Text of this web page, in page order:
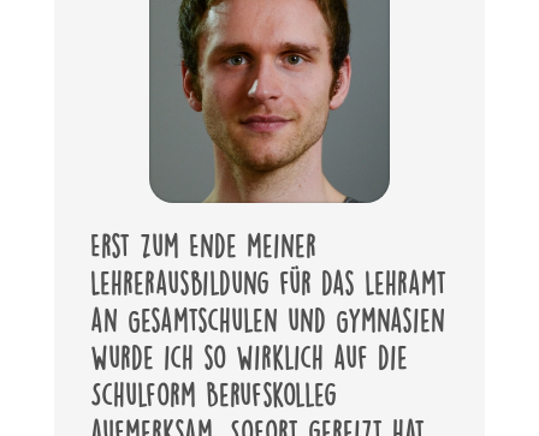
Erst zum Ende meiner
Lehrerausbildung für das Lehramt
an Gesamtschulen und Gymnasien
wurde ich so wirklich auf die
Schulform Berufskolleg